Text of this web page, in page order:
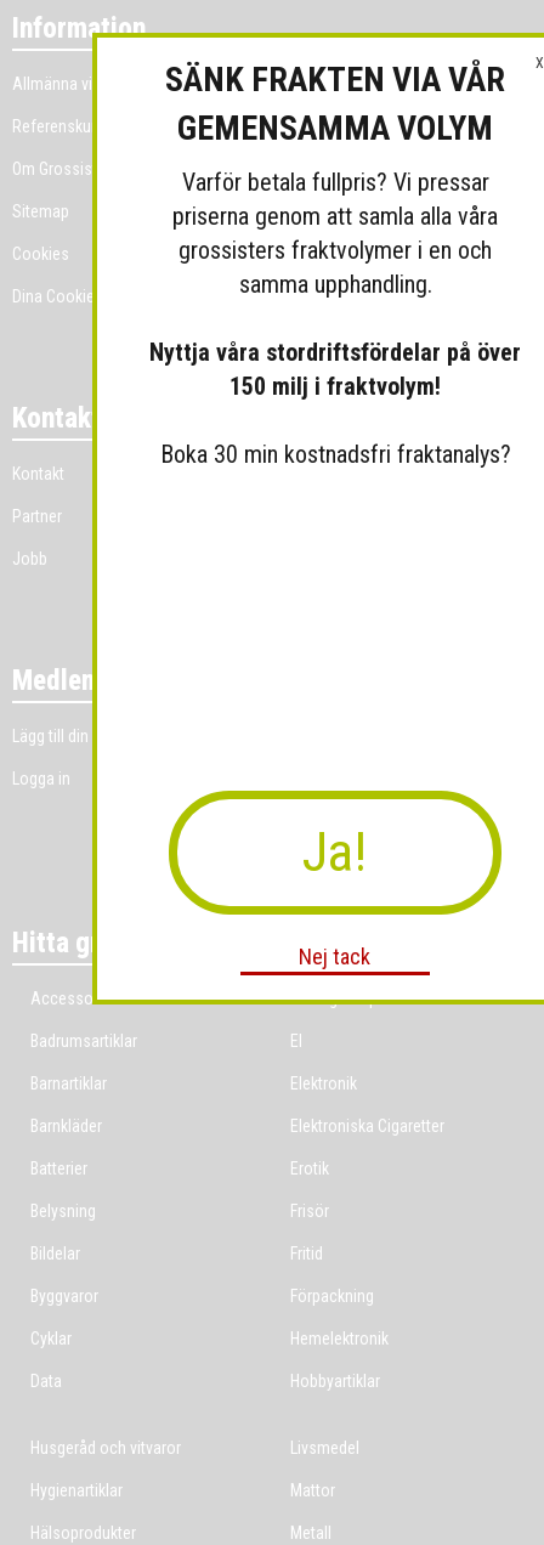
Information
Allmänna villkor
Referenskunder
Om Grossist.se
Sitemap
Cookies
Dina Cookie-prefenser
Kontakt
Kontakt
Partner
Jobb
Medlemmar
Lägg till din grossistverksamhet
Logga in
Hitta grossist per bransch
Accessoarer
Badrumsartiklar
Barnartiklar
Barnkläder
Batterier
Belysning
Bildelar
Byggvaror
Cyklar
Data
Ekologiska produkter
El
Elektronik
Elektroniska Cigaretter
Erotik
Frisör
Fritid
Förpackning
Hemelektronik
Hobbyartiklar
Husgeråd och vitvaror
Hygienartiklar
Hälsoprodukter
Livsmedel
Mattor
Metall
X
SÄNK FRAKTEN VIA VÅR
GEMENSAMMA VOLYM
Varför betala fullpris? Vi pressar
priserna genom att samla alla våra
grossisters fraktvolymer i en och
samma upphandling.
Nyttja våra stordriftsfördelar på över
150 milj i fraktvolym!
Boka 30 min kostnadsfri fraktanalys?
Ja!
Nej tack